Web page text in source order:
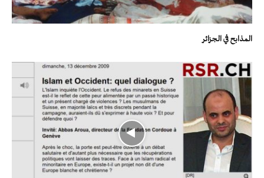
المذابح في الجزائر